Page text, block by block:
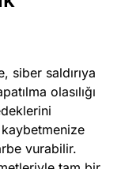
siber saldırıya
olasılığı
vurabilir.